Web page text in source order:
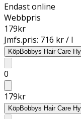
Endast online
Webbpris
179kr
Jmfs.pris: 716 kr / l
KöpBobbys Hair Care
0
179kr
KöpBobbys Hair Care